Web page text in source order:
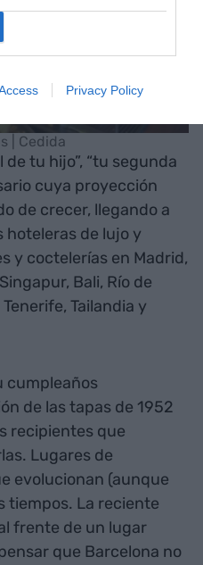
Privacy Policy
| Cedida
de tu hijo”, “tu segunda
cuya proyección
de crecer, llegando a
hoteleras de lujo y
y coctelerías en Madrid,
Bali, Río de
Tailandia y
cumpleaños
de las tapas de 1952
recipientes que
Lugares de
evolucionan (aunque
tiempos. La reciente
frente de un lugar
que Barcelona no